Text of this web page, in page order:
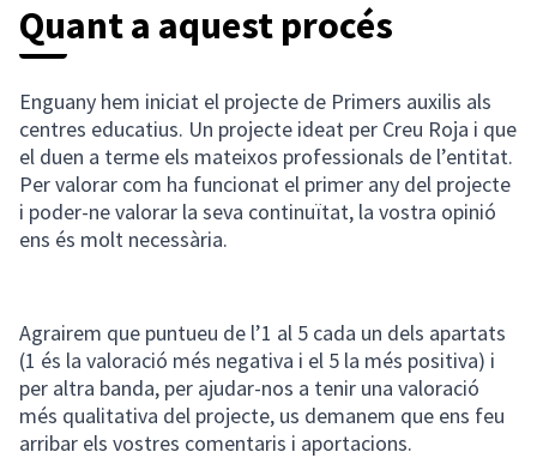
Quant a aquest procés
Enguany hem iniciat el projecte de Primers auxilis als
centres educatius. Un projecte ideat per Creu Roja i que
el duen a terme els mateixos professionals de l’entitat.
Per valorar com ha funcionat el primer any del projecte
i poder-ne valorar la seva continuïtat, la vostra opinió
ens és molt necessària.
Agrairem que puntueu de l’1 al 5 cada un dels apartats
(1 és la valoració més negativa i el 5 la més positiva) i
per altra banda, per ajudar-nos a tenir una valoració
més qualitativa del projecte, us demanem que ens feu
arribar els vostres comentaris i aportacions.